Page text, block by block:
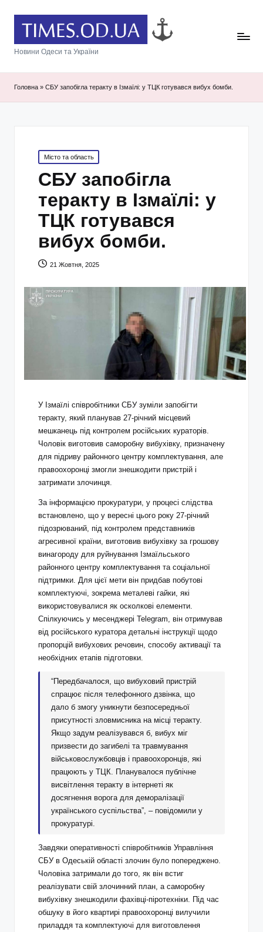
Новини Одеси та України
Головна » СБУ запобігла теракту в Ізмаїлі: у ТЦК готувався вибух бомби.
Posted
in
Місто та область
СБУ запобігла
теракту в Ізмаїлі: у
ТЦК готувався
вибух бомби.
21 Жовтня, 2025
У Ізмаїлі співробітники СБУ зуміли запобігти
теракту, який планував 27-річний місцевий
мешканець під контролем російських кураторів.
Чоловік виготовив саморобну вибухівку, призначену
для підриву районного центру комплектування, але
правоохоронці змогли знешкодити пристрій і
затримати злочинця.
За інформацією прокуратури, у процесі слідства
встановлено, що у вересні цього року 27-річний
підозрюваний, під контролем представників
агресивної країни, виготовив вибухівку за грошову
винагороду для руйнування Ізмаїльського
районного центру комплектування та соціальної
підтримки. Для цієї мети він придбав побутові
комплектуючі, зокрема металеві гайки, які
використовувалися як осколкові елементи.
Спілкуючись у месенджері Telegram, він отримував
від російського куратора детальні інструкції щодо
пропорцій вибухових речовин, способу активації та
необхідних етапів підготовки.
“Передбачалося, що вибуховий пристрій
спрацює після телефонного дзвінка, що
дало б змогу уникнути безпосередньої
присутності зловмисника на місці теракту.
Якщо задум реалізувався б, вибух міг
призвести до загибелі та травмування
військовослужбовців і правоохоронців, які
працюють у ТЦК. Планувалося публічне
висвітлення теракту в інтернеті як
досягнення ворога для деморалізації
українського суспільства”, – повідомили у
прокуратурі.
Завдяки оперативності співробітників Управління
СБУ в Одеській області злочин було попереджено.
Чоловіка затримали до того, як він встиг
реалізувати свій злочинний план, а саморобну
вибухівку знешкодили фахівці-піротехніки. Під час
обшуку в його квартирі правоохоронці вилучили
приладдя та комплектуючі для виготовлення